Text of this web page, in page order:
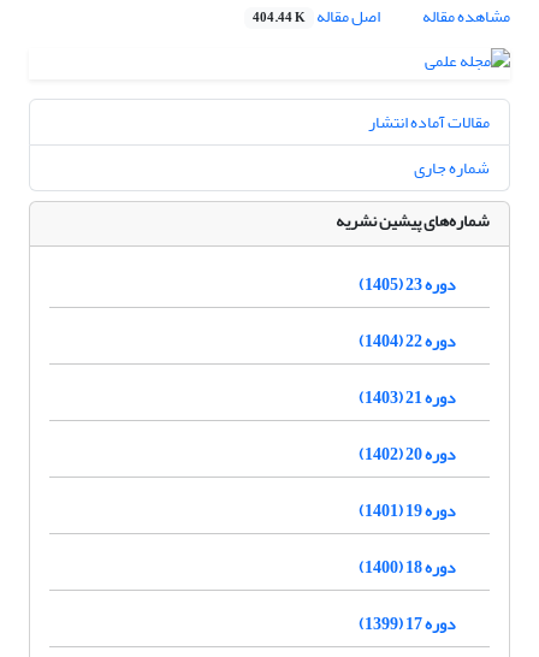
مشاهده مقاله
اصل مقاله 404.44 K
مقالات آماده انتشار
شماره جاری
شماره‌های پیشین نشریه
دوره 23 (1405)
دوره 22 (1404)
دوره 21 (1403)
دوره 20 (1402)
دوره 19 (1401)
دوره 18 (1400)
دوره 17 (1399)